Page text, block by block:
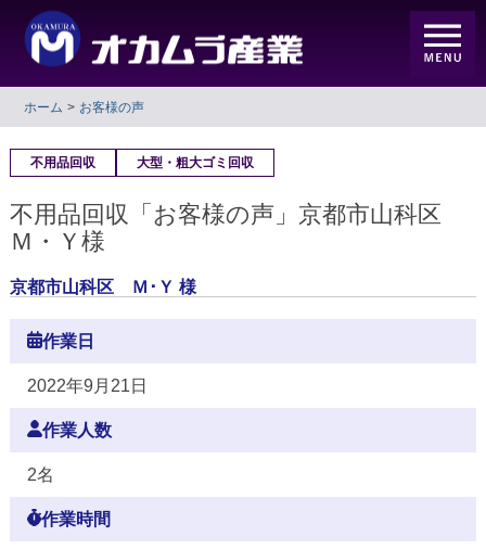
ホーム お客様の声
不用品回収 大型・粗大ゴミ回収
不用品回収「お客様の声」京都市山科区
Ｍ・Ｙ様
京都市山科区 Ｍ･Ｙ 様
作業日
2022年9月21日
作業人数
2名
作業時間